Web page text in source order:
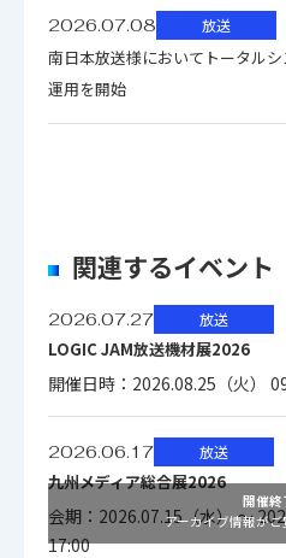
2026.07.08 放送
南日本放送様においてトータル
運用を開始
関連するイベント
2026.07.27 放送
LOGIC JAM放送機材展2026
開催日時：2026.08.25（火）
2026.06.17 放送
九州メディア総合展2026
会期：2026.07.15（水） ～
17:00
開催終
アーカイブ情報が